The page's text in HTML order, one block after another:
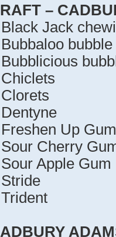
–
Jack
Up Gum
Cherry
Apple